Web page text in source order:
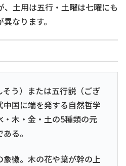
、土用は五行・土曜は七曜にも
なります。
う）または五行説（ごぎ
中国に端を発する自然哲学
木・金・土の5種類の元
る。
徴。木の花や葉が幹の上